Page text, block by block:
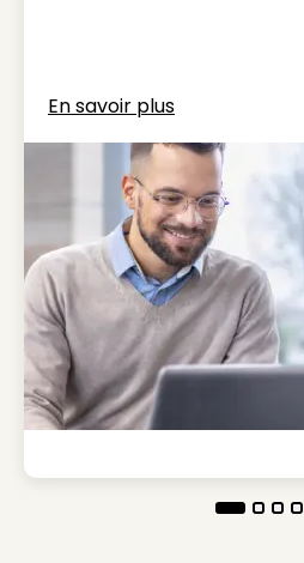
En savoir plus